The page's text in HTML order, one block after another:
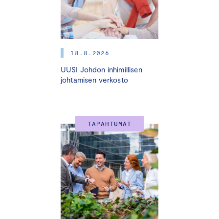
verkkotapahtuma
8.00-9.00 Aamiaistilaisuus, isäntänä Hannes Snellman
Aamupäivän juontaa toimittaja
Keskuskauppakamarin tervehdys
ToimitusjohtajaJuho Romakkaniemi,
Keskuskauppakamari
9.10 Katsaus hallituksen talous- ja veropolitiikkaan
Petteri Orpo
18.8.2026
UUSI Johdon inhimillisen
johtamisen verkosto
TAPAHTUMAT